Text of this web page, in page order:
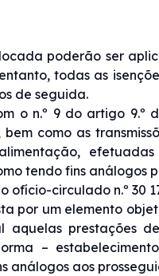
poderão ser
todas as
de seguida.
o n.º 9 do artigo 9.º
bem como as
tendo fins análogos
ofício-circulado n.º 30
por um elemento
aquelas prestações
–
análogos aos